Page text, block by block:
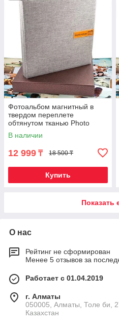
Фотоальбом магнитный в
твердом переплете
обтянутом тканью Photo
Story (Светло-серая / 40
страниц)
В наличии
12 999 ₸ 18 500 ₸
Купить
Показать
О нас
Рейтинг не сформирован
Менее 5 отзывов за
Работает с 01.04.2019
г. Алматы
050005, Алматы, Толе би,
Казахстан